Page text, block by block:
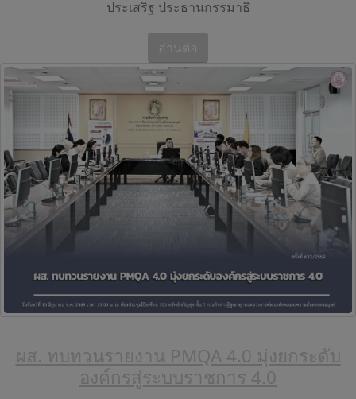
ประเสริฐ ประธานกรรมาธิ
อ่านต่อ
ผส. ทบทวนรายงาน PMQA 4.0 มุ่งยกระดับ
องค์กรสู่ระบบราชการ 4.0